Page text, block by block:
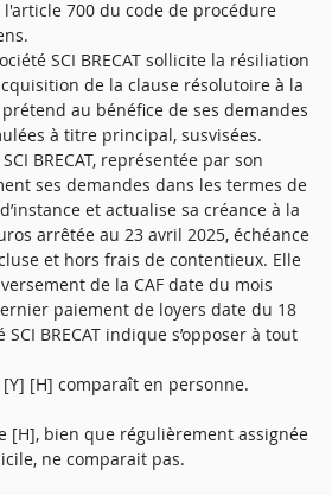
700 du code de procédure
SCI BRECAT sollicite la résiliation
de la clause résolutoire à la
au bénéfice de ses demandes
à titre principal, susvisées.
BRECAT, représentée par son
ses demandes dans les termes de
et actualise sa créance à la
arrêtée au 23 avril 2025, échéance
et hors frais de contentieux. Elle
de la CAF date du mois
paiement de loyers date du 18
BRECAT indique s’opposer à tout
[Y] [H] comparaît en personne.
[H], bien que régulièrement assignée
ne comparait pas.